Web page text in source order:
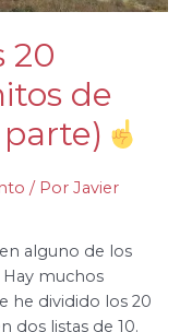
20
de
/ PorJavier
alguno de los
muchos
he dividido los 20
dos listas de 10.